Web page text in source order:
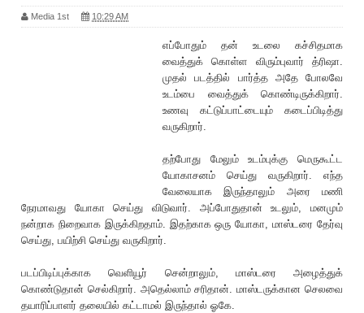
Media 1st 10:29 AM
எப்போதும் தன் உடலை கச்சிதமாக
வைத்துக் கொள்ள விரும்புவார் த்ரிஷா.
முதல் படத்தில் பார்த்த அதே போலவே
உடம்பை வைத்துக் கொண்டிருக்கிறார்.
உணவு கட்டுப்பாட்டையும் கடைப்பிடித்து
வருகிறார்.
தற்போது மேலும் உடம்புக்கு மெருகூட்ட
யோகாசனம் செய்து வருகிறார். எந்த
வேலையாக இருந்தாலும் அரை மணி
நேரமாவது யோகா செய்து விடுவார். அப்போதுதான் உடலும், மனமும்
நன்றாக நிறைவாக இருக்கிறதாம். இதற்காக ஒரு யோகா, மாஸ்டரை தேர்வு
செய்து, பயிற்சி செய்து வருகிறார்.
படப்பிடிப்புக்காக வெளியூர் சென்றாலும், மாஸ்டரை அழைத்துக்
கொண்டுதான் செல்கிறார். அதெல்லாம் சரிதான். மாஸ்டருக்கான செலவை
தயாரிப்பாளர் தலையில் கட்டாமல் இருந்தால் ஓகே.